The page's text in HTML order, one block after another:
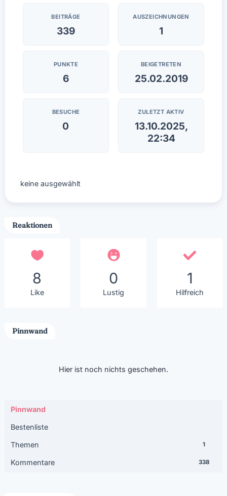
BEITRÄGE
339
AUSZEICHNUNGEN
1
PUNKTE
6
BEIGETRETEN
25.02.2019
BESUCHE
0
ZULETZT AKTIV
13.10.2025,
22:34
keine ausgewählt
Reaktionen
8
Like
0
Lustig
1
Hilfreich
Pinnwand
Hier ist noch nichts geschehen.
Pinnwand
Bestenliste
Themen 1
Kommentare 338